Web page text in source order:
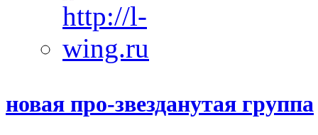
новая про-звезданутая группа